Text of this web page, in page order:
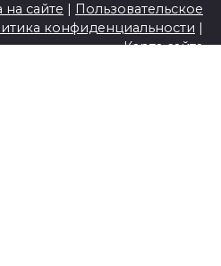
на сайте | Пользовательское
конфиденциальности |
Карта сайта